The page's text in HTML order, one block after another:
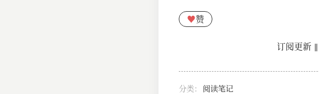
♥赞
订阅更新||
分类： 阅读笔记